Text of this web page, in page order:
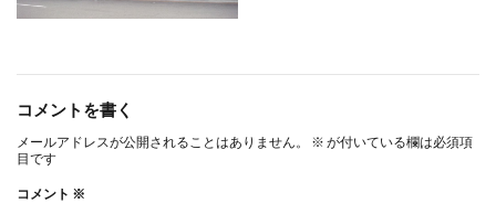
コメントを書く
メールアドレスが公開されることはありません。 ※ が付いている欄は必須項
目です
コメント ※